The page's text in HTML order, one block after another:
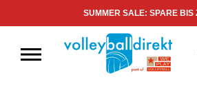
SUMMER SALE: SPARE BIS